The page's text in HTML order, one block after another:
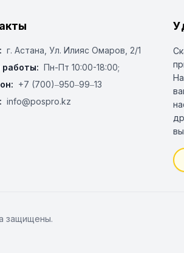
г. Астана, ​Ул. Илияс Омаров, 2/1
работы: Пн-Пт 10:00-18:00;
+7 (700)‒950‒99‒13
info@pospro.kz
защищены.